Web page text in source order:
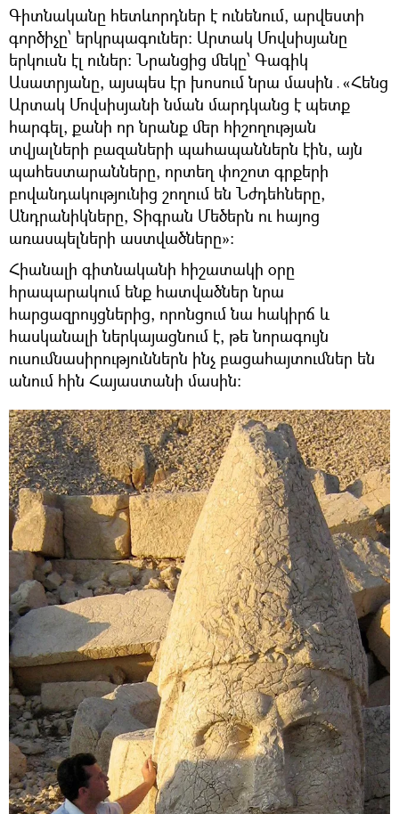
Գիտնականը հետևորդներ է ունենում, արվեստի
գործիչը՝ երկրպագուներ։ Արտակ Մովսիսյանը
երկուսն էլ ուներ։ Նրանցից մեկը՝ Գագիկ
Ասատրյանը, այսպես էր խոսում նրա մասին․«Հենց
Արտակ Մովսիսյանի նման մարդկանց է պետք
հարգել, քանի որ նրանք մեր հիշողության
տվյալների բազաների պահապաններն էին, այն
պահեստարանները, որտեղ փոշոտ գրքերի
բովանդակությունից շողում են Նժդեհները,
Անդրանիկները, Տիգրան Մեծերն ու հայոց
առասպելների աստվածները»։
Հիանալի գիտնականի հիշատակի օրը
հրապարակում ենք հատվածներ նրա
հարցազրույցներից, որոնցում նա հակիրճ և
հասկանալի ներկայացնում է, թե նորագույն
ուսումնասիրություններն ինչ բացահայտումներ են
անում հին Հայաստանի մասին։